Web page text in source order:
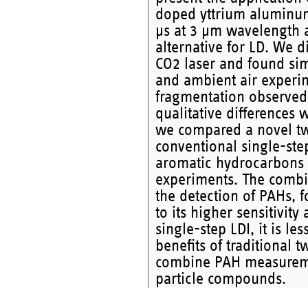
doped yttrium
µs at 3 µm wavelength
alternative for LD. We
CO2 laser and found
and ambient air
fragmentation
qualitative differences
we compared a novel
conventional single-
aromatic
experiments. The
the detection of PAHs,
to its higher sensitivity
single-step LDI, it is
benefits of traditional
combine PAH
particle compounds.